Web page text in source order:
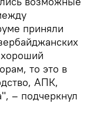
приняли
то это в
АПК,
– подчеркнул